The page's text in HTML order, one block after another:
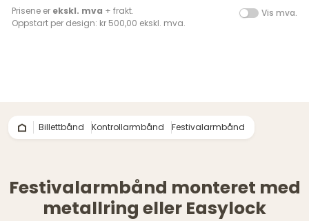
Prisene er ekskl. mva + frakt.
Oppstart per design: kr 500,00 ekskl. mva.
Vis mva.
Billettbånd Kontrollarmbånd Festivalarmbånd
Festivalarmbånd monteret med
metallring eller Easylock